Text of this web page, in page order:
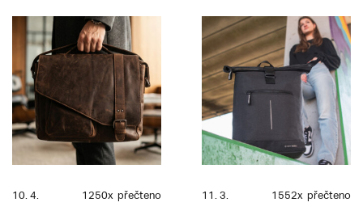
10. 4. 1250x přečteno 11. 3. 1552x přečteno